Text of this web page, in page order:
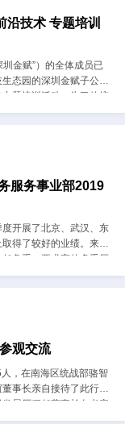
技术 专题培训
金赋”）的全体成员已
态园的深圳金赋子公司
题培训活动。为了使培
服务事业部2019
开展了北京、武汉、东
得了较好的业绩。来到
务重、要求高的多重压
观交流
，在南海区统战部骆智
事长亲自接待了此行来
展历程任董事长向考察